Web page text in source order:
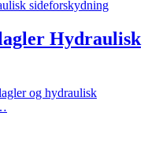
Hydraulisk
og hydraulisk